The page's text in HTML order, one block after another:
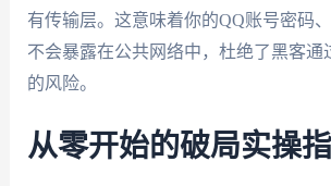
有传输层。这意味着你的QQ账号密码
不会暴露在公共网络中，杜绝了黑客通
的风险。
从零开始的破局实操